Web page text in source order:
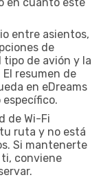
entre asientos,
de
de avión y la
resumen de
en eDreams
de Wi-Fi
ruta y no está
Si mantenerte
conviene